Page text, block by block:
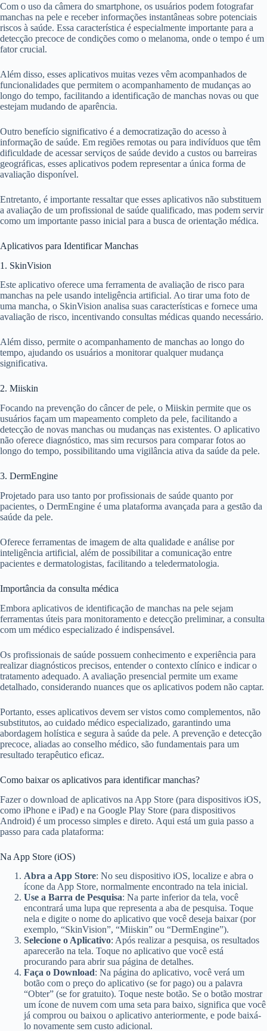
Com o uso da câmera do smartphone, os usuários podem fotografar
manchas na pele e receber informações instantâneas sobre potenciais
riscos à saúde. Essa característica é especialmente importante para a
detecção precoce de condições como o melanoma, onde o tempo é um
fator crucial.
Além disso, esses aplicativos muitas vezes vêm acompanhados de
funcionalidades que permitem o acompanhamento de mudanças ao
longo do tempo, facilitando a identificação de manchas novas ou que
estejam mudando de aparência.
Outro benefício significativo é a democratização do acesso à
informação de saúde. Em regiões remotas ou para indivíduos que têm
dificuldade de acessar serviços de saúde devido a custos ou barreiras
geográficas, esses aplicativos podem representar a única forma de
avaliação disponível.
Entretanto, é importante ressaltar que esses aplicativos não substituem
a avaliação de um profissional de saúde qualificado, mas podem servir
como um importante passo inicial para a busca de orientação médica.
Aplicativos para Identificar Manchas
1. SkinVision
Este aplicativo oferece uma ferramenta de avaliação de risco para
manchas na pele usando inteligência artificial. Ao tirar uma foto de
uma mancha, o SkinVision analisa suas características e fornece uma
avaliação de risco, incentivando consultas médicas quando necessário.
Além disso, permite o acompanhamento de manchas ao longo do
tempo, ajudando os usuários a monitorar qualquer mudança
significativa.
2. Miiskin
Focando na prevenção do câncer de pele, o Miiskin permite que os
usuários façam um mapeamento completo da pele, facilitando a
detecção de novas manchas ou mudanças nas existentes. O aplicativo
não oferece diagnóstico, mas sim recursos para comparar fotos ao
longo do tempo, possibilitando uma vigilância ativa da saúde da pele.
3. DermEngine
Projetado para uso tanto por profissionais de saúde quanto por
pacientes, o DermEngine é uma plataforma avançada para a gestão da
saúde da pele.
Oferece ferramentas de imagem de alta qualidade e análise por
inteligência artificial, além de possibilitar a comunicação entre
pacientes e dermatologistas, facilitando a teledermatologia.
Importância da consulta médica
Embora aplicativos de identificação de manchas na pele sejam
ferramentas úteis para monitoramento e detecção preliminar, a consulta
com um médico especializado é indispensável.
Os profissionais de saúde possuem conhecimento e experiência para
realizar diagnósticos precisos, entender o contexto clínico e indicar o
tratamento adequado. A avaliação presencial permite um exame
detalhado, considerando nuances que os aplicativos podem não captar.
Portanto, esses aplicativos devem ser vistos como complementos, não
substitutos, ao cuidado médico especializado, garantindo uma
abordagem holística e segura à saúde da pele. A prevenção e detecção
precoce, aliadas ao conselho médico, são fundamentais para um
resultado terapêutico eficaz.
Como baixar os aplicativos para identificar manchas?
Fazer o download de aplicativos na App Store (para dispositivos iOS,
como iPhone e iPad) e na Google Play Store (para dispositivos
Android) é um processo simples e direto. Aqui está um guia passo a
passo para cada plataforma:
Na App Store (iOS)
Abra a App Store: No seu dispositivo iOS, localize e abra o
ícone da App Store, normalmente encontrado na tela inicial.
Use a Barra de Pesquisa: Na parte inferior da tela, você
encontrará uma lupa que representa a aba de pesquisa. Toque
nela e digite o nome do aplicativo que você deseja baixar (por
exemplo, “SkinVision”, “Miiskin” ou “DermEngine”).
Selecione o Aplicativo: Após realizar a pesquisa, os resultados
aparecerão na tela. Toque no aplicativo que você está
procurando para abrir sua página de detalhes.
Faça o Download: Na página do aplicativo, você verá um
botão com o preço do aplicativo (se for pago) ou a palavra
“Obter” (se for gratuito). Toque neste botão. Se o botão mostrar
um ícone de nuvem com uma seta para baixo, significa que você
já comprou ou baixou o aplicativo anteriormente, e pode baixá-
lo novamente sem custo adicional.